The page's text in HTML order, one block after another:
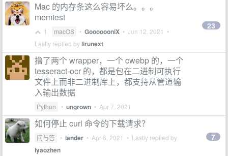
Mac 的内存条这么容易坏么。。。
memtest
1 macOS • GooooooniX • Jun 12, 2021 •
Lastly replied bylirunext
23
撸了两个 wrapper，一个 cwebp 的，一个
tesseract-ocr 的，都是包在二进制可执行
文件上而非二进制库上，都支持从管道输
入输出数据
Python • ungrown • Apr 7, 2021
如何停止 curl 命令的下载请求？
问与答 • lander • Apr 6, 2021 • Lastly replied by
iyaozhen
7